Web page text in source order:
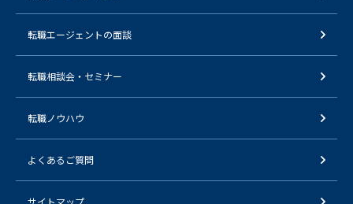
転職エージェントの面談
転職相談会・セミナー
転職ノウハウ
よくあるご質問
サイトマップ